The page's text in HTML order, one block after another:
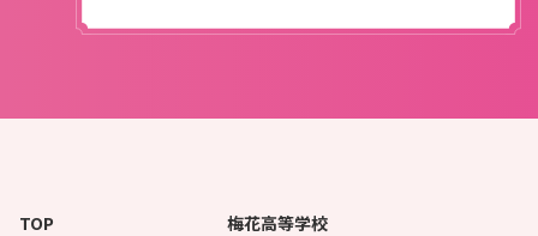
TOP
梅花高等学校